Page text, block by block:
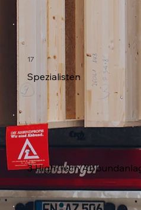
17
Spezialisten
3
3 High-Tech